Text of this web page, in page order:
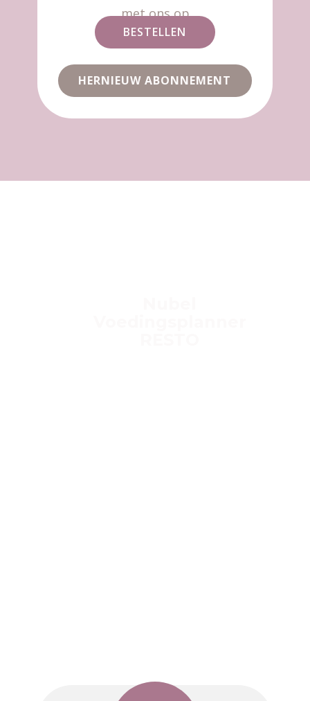
met ons op
BESTELLEN
HERNIEUW ABONNEMENT